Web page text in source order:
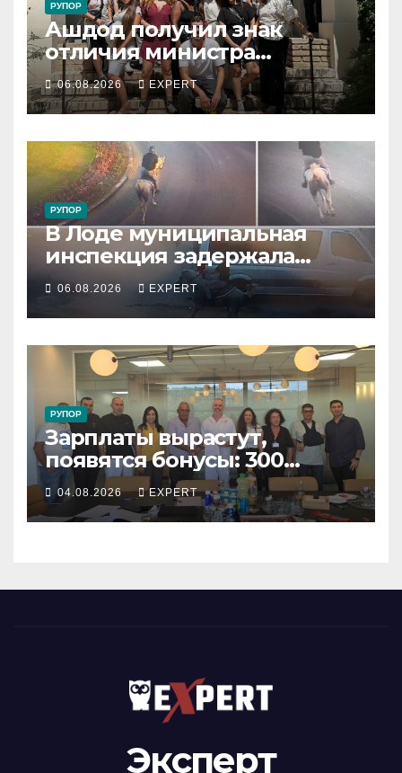
РУПОР
Ашдод получил знак
отличия министра
обороны за поддержку
резервистов
06.08.2026 EXPERT
РУПОР
В Лоде муниципальная
инспекция задержала
подростка, устроившего
опасную скачку на лошади
по улицам города
06.08.2026 EXPERT
РУПОР
Зарплаты вырастут,
появятся бонусы: 300
сотрудников «Штраус»
получили новый
коллективный договор
04.08.2026 EXPERT
Эксперт